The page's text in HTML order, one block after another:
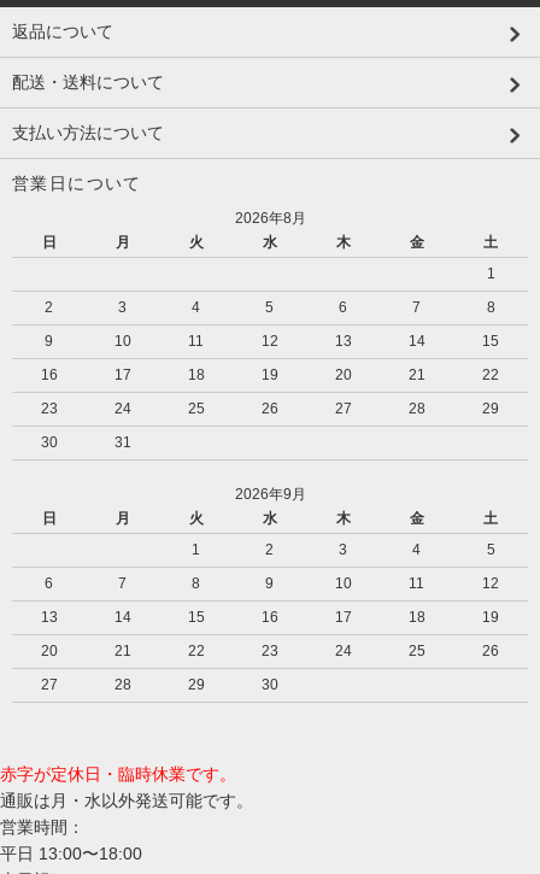
返品について
配送・送料について
支払い方法について
営業日について
2026年8月
日
月 火 水 木 金
土
1
2
3 4 5 6 7
8
9
10 11 12 13 14
15
16
17 18 19 20 21
22
23
24 25 26 27 28
29
30
31
2026年9月
日
月 火 水 木 金
土
1
2 3 4
5
6
7 8 9 10 11
12
13
14 15 16 17 18
19
20
21 22 23 24 25
26
27
28 29 30
赤字が定休日・臨時休業です。
通販は月・水以外発送可能です。
営業時間：
平日 13:00〜18:00